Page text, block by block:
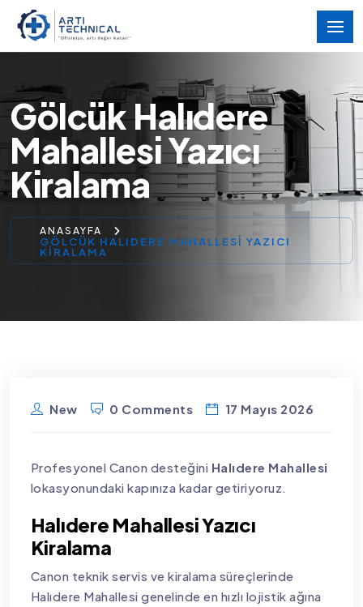
Gölcük Halıdere
Mahallesi Yazıcı
Kiralama
ANASAYFA
GÖLCÜK HALIDERE MAHALLESI YAZICI
KIRALAMA
New 0 Comments 17 Mayıs 2026
Profesyonel Canon desteğini Halıdere Mahallesi
lokasyonundaki kapınıza kadar getiriyoruz.
Halıdere Mahallesi Yazıcı
Kiralama
Canon teknik servis ve kiralama süreçlerinde
Halıdere Mahallesi genelinde en hızlı lojistik ağına